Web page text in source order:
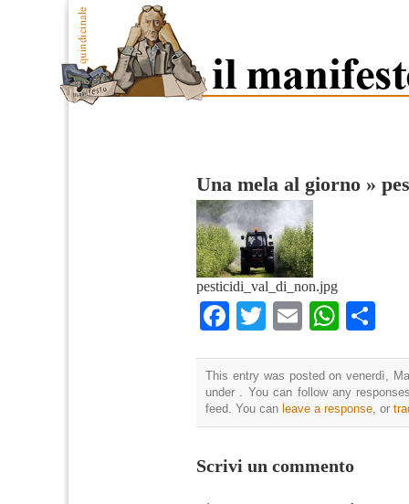
Una mela al giorno »
pesticidi_val_di_non.jpg
Facebook
TwitterEmail
This entry was posted on venerdì,
under . You can follow any
feed. You can leave a response, or
Scrivi un commento